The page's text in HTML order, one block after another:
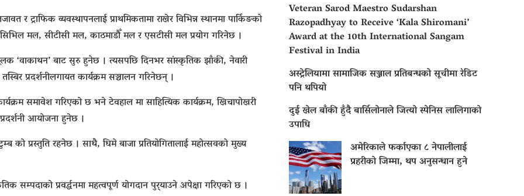
ट्राफिक व्यवस्थापनलाई प्राथमिकतामा राखेर विभिन्न स्थानमा पार्किङको
मल, सीटीसी मल, काठमाडौँ मल र एसटीसी मल प्रयोग गरिनेछ ।
‘वाकाथन’ बाट सुरु हुनेछ । त्यसपछि दिनभर सांस्कृतिक झाँकी, नेवारी
प्रदर्शनीलगायत कार्यक्रम सञ्चालन गरिनेछन् ।
समावेश गरिएको छ भनेटेवहालमा साहित्यिक कार्यक्रम,खिचापोखरी
आयोजना हुनेछ ।
को प्रस्तुति रहनेछ । साथै, धिमे बाजा प्रतियोगितालाई महोत्सवको मुख्य
सम्पदाको प्रवर्द्धनमा महत्वपूर्ण योगदान पुर्‍याउने अपेक्षा गरिएको छ ।
Veteran Sarod Maestro Sudarshan
Razopadhyay to Receive ‘Kala Shiromani’
Award at the 10th International Sangam
Festival in India
अस्ट्रेलियामा सामाजिक सञ्जाल प्रतिबन्धको सूचीमा रेडिट
पनि थपियो
दुई खेल बाँकी हुँदै बार्सिलोनाले जित्यो स्पेनिस लालिगाको
उपाधि
अमेरिकाले फर्काएका ८ नेपालीलाई
प्रहरीको जिम्मा, थप अनुसन्धान हुने